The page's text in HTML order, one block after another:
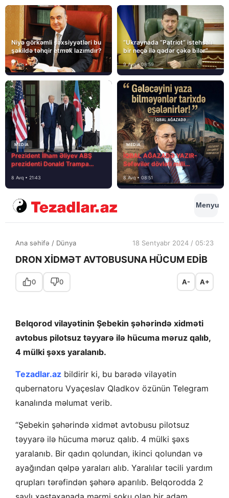
Niyə görkəmli şəxsiyyətləri bu
şəkildə təhqir etmək lazımdır?
9 Avq • 13:16
“Ukraynada “Patriot” istehsalı
bir neçə ilə qədər çəkə bilər”
9 Avq • 08:59
MEDİA
Prezident İlham Əliyev ABŞ
prezidenti Donald Trampa
8 Avq • 21:43
MEDİA
İQBAL AĞAZADƏ YAZIR-
Səfəvilər dövləti milli
dövlətdirmi?
8 Avq • 08:51
Menyu
Ana səhifə / Dünya 18 Sentyabr 2024 / 05:23
DRON XİDMƏT AVTOBUSUNA HÜCUM EDİB
0 0 A- A+
Belqorod vilayətinin Şebekin şəhərində xidməti
avtobus pilotsuz təyyarə ilə hücuma məruz qalıb,
4 mülki şəxs yaralanıb.
Tezadlar.az bildirir ki, bu barədə vilayətin
qubernatoru Vyaçeslav Qladkov özünün Telegram
kanalında məlumat verib.
“Şebekin şəhərində xidmət avtobusu pilotsuz
təyyarə ilə hücuma məruz qalıb. 4 mülki şəxs
yaralanıb. Bir qadın qolundan, ikinci qolundan və
ayağından qəlpə yaraları alıb. Yaralılar təcili yardım
qrupları tərəfindən şəhərə aparılıb. Belqorodda 2